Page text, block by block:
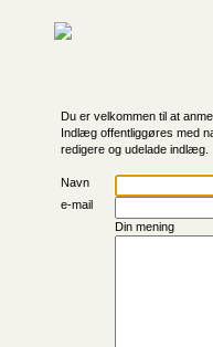
Du er velkommen til at
Indlæg offentliggøres med
redigere og udelade indlæg.
Navn
e-mail
Din mening